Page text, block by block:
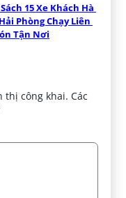
15 Xe Khách Hà
Phòng Chạy Liên
Tận Nơi
thị công khai. Các